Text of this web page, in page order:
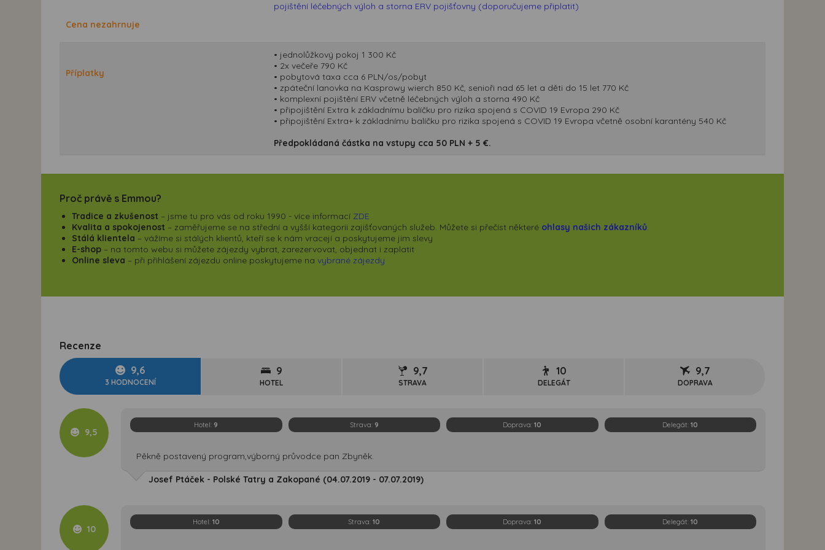
Cena nezahrnuje
pojištění léčebných výloh a storna ERV pojišťovny (doporučujeme připlatit)
Příplatky
• jednolůžkový pokoj 1 300 Kč
• 2x večeře 790 Kč
• pobytová taxa cca 6 PLN/os/pobyt
• zpáteční lanovka na Kasprowy wierch 850 Kč, senioři nad 65 let a děti do 15 let 770 Kč
• komplexní pojištění ERV včetně léčebných výloh a storna 490 Kč
• připojištění Extra k základnímu balíčku pro rizika spojená s COVID 19 Evropa 290 Kč
• připojištění Extra+ k základnímu balíčku pro rizika spojená s COVID 19 Evropa včetně osobní karantény 540 Kč
Předpokládaná částka na vstupy cca 50 PLN + 5 €.
Proč právě s Emmou?
Tradice a zkušenost – jsme tu pro vás od roku 1990 - více informací ZDE
Kvalita a spokojenost – zaměřujeme se na střední a vyšší kategorii zajišťovaných služeb. Můžete si přečíst některé ohlasy našich zákazníků.
Stálá klientela – vážíme si stálých klientů, kteří se k nám vracejí a poskytujeme jim slevy
E-shop – na tomto webu si můžete zájezdy vybrat, zarezervovat, objednat i zaplatit
Online sleva – při přihlášení zájezdu online poskytujeme na vybrané zájezdy
Recenze
9,6
3 HODNOCENÍ
9
HOTEL
9,7
STRAVA
10
DELEGÁT
9,7
DOPRAVA
9,5
Hotel: 9 Strava: 9 Doprava:10 Delegát:10
Pěkně postavený program,výborný průvodce pan Zbyněk.
Josef Ptáček - Polské Tatry a Zakopané (04.07.2019 - 07.07.2019)
10
Hotel: 10 Strava:10 Doprava:10 Delegát:10